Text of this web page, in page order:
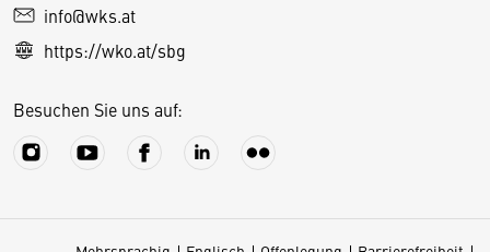
info@wks.at
https://wko.at/sbg
Besuchen Sie uns auf:
e
s
S
e